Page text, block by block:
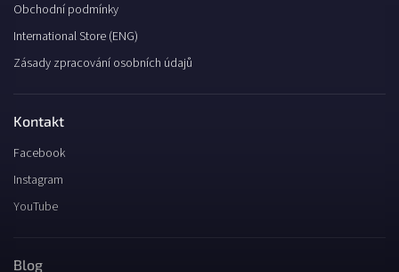
Obchodní podmínky
International Store (ENG)
Zásady zpracování osobních údajů
Kontakt
Facebook
Instagram
YouTube
Blog